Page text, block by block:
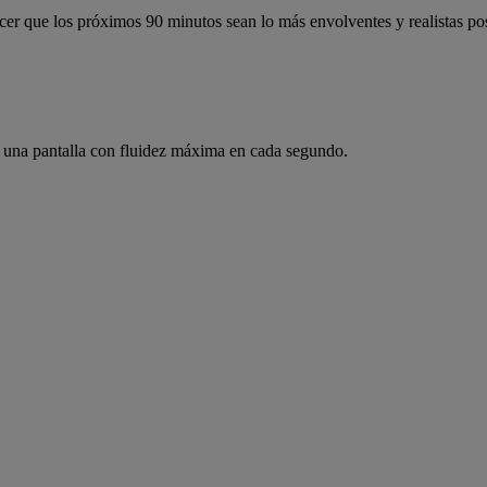
que los próximos 90 minutos sean lo más envolventes y realistas
pantalla con fluidez máxima en cada segundo.